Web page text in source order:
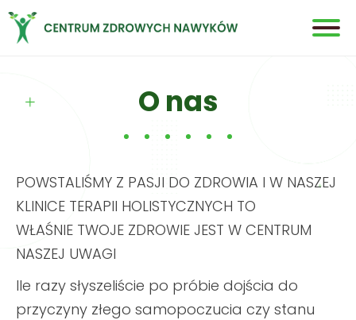
Oferta terapi
ANALIZA STANU ORGANIZMU
Life Flow Therapy
Cennik
ANALIZA STANU ORGANIZMU 900 zł
Life Flow Therapy 500 ZŁ
O nas
POWSTALIŚMY Z PASJI DO ZDROWIA I W NASZEJ
KLINICE TERAPII HOLISTYCZNYCH TO
WŁAŚNIE TWOJE ZDROWIE JEST W CENTRUM
NASZEJ UWAGI
Ile razy słyszeliście po próbie dojścia do
przyczyny złego samopoczucia czy stanu